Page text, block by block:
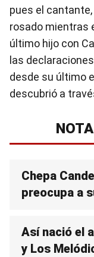
pues el
rosado mientras
último hijo con
las
desde su último
descubrió a
Chepa
preocupa a
Así nació el
y Los